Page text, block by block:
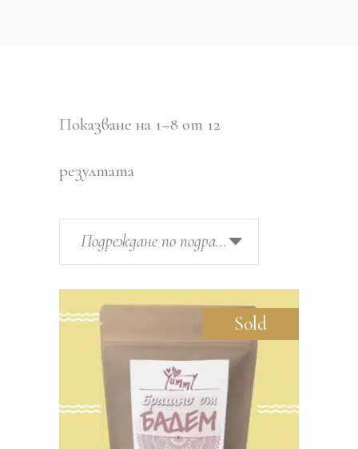
Показване на 1–8 от 12
резултата
Подреждане по подразбиране
Sale
Sold
ОЩЕ